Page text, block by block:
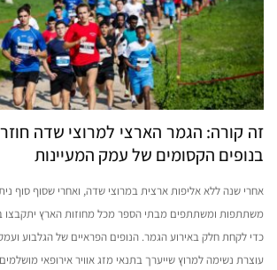
זה קורה: הגמר הארצי למרוצי שדה
בנופים הקסומים של עמק המעיינות
אחרי שנה ללא אליפות ארצית במרוצי שדה, ואחרי שסוף סוף
משתתפות ומשתתפים מבתי הספר מכל מחוזות הארץ יתקבצו
כדי לקחת חלק באירוע הגמר. הנופים הפראיים של הגלבוע
עוצרת נשימה למרוץ שייערך בתנאי מזג אוויר אירופאי